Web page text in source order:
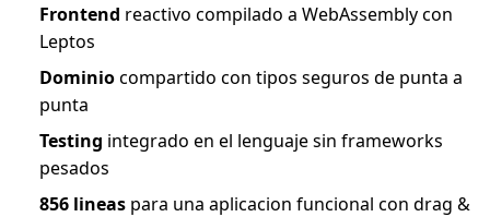
Frontend reactivo compilado a WebAssembly con
Leptos
Dominiocompartido con tipos seguros de punta a
punta
Testing integrado en el lenguaje sin frameworks
pesados
856 lineas para una aplicacion funcional con drag &